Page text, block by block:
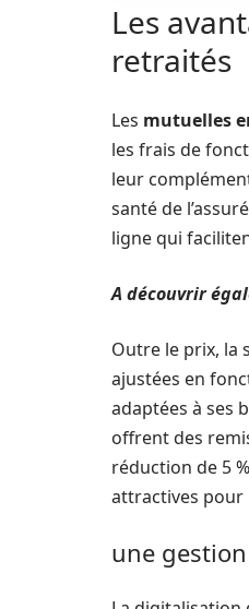
Les
retraités
Les mutuelles
les frais de
leur
santé de
ligne qui
A découvrir
Outre le prix, la
ajustées en
adaptées à ses
offrent des
réduction de 5
attractives
une